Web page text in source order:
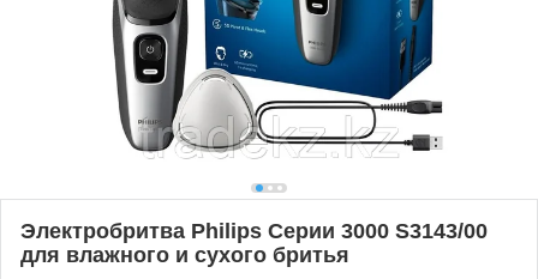
Электробритва Philips Серии 3000 S3143/00
для влажного и сухого бритья